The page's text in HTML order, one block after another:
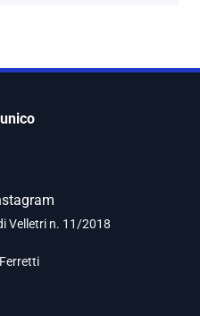
Velletri n. 11/2018